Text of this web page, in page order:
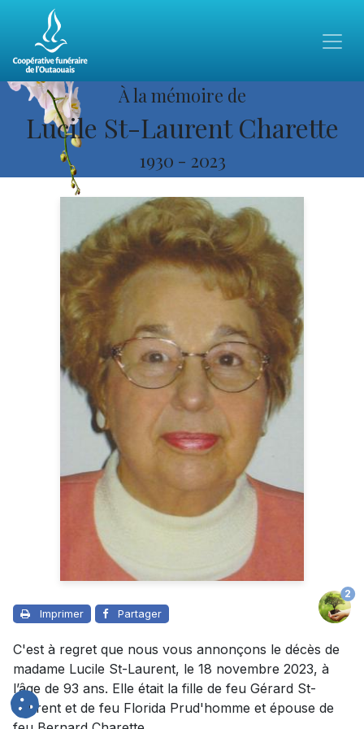
À la mémoire de
Lucile St-Laurent Charette
1930 - 2023
Imprimer Partager
2
C'est à regret que nous vous annonçons le décès de
madame Lucile St-Laurent, le 18 novembre 2023, à
l’âge de 93 ans. Elle était la fille de feu Gérard St-
Laurent et de feu Florida Prud'homme et épouse de